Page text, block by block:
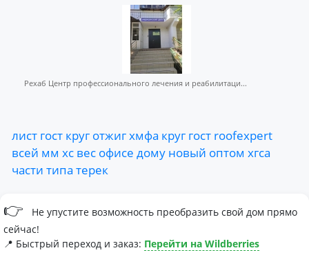
Рехаб Центр профессионального лечения и реабилитаци...
лист гост круг отжигхмфа круг гост roofexpert
всей мм хс вес офисе дому новый оптом хгса
части типа терек
👉
Не упустите возможность преобразить свой дом прямо
сейчас!
📍 Быстрый переход и заказ: Перейти на Wildberries